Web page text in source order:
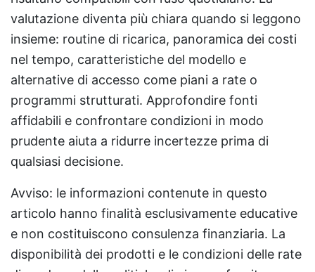
valutazione diventa più chiara quando si leggono
insieme: routine di ricarica, panoramica dei costi
nel tempo, caratteristiche del modello e
alternative di accesso come piani a rate o
programmi strutturati. Approfondire fonti
affidabili e confrontare condizioni in modo
prudente aiuta a ridurre incertezze prima di
qualsiasi decisione.
Avviso: le informazioni contenute in questo
articolo hanno finalità esclusivamente educative
e non costituiscono consulenza finanziaria. La
disponibilità dei prodotti e le condizioni delle rate